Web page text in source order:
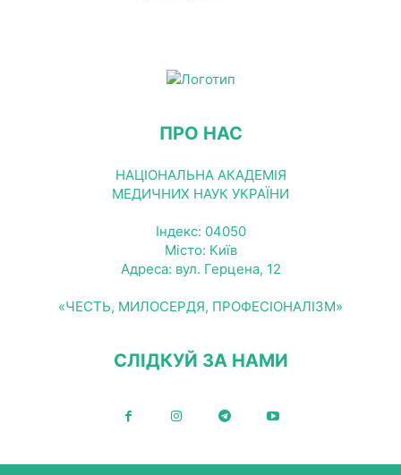
ПРО НАС
НАЦІОНАЛЬНА АКАДЕМІЯ
МЕДИЧНИХ НАУК УКРАЇНИ
Індекс: 04050
Місто: Київ
Адреса: вул. Герцена, 12
«ЧЕСТЬ, МИЛОСЕРДЯ, ПРОФЕСІОНАЛІЗМ»
СЛІДКУЙ ЗА НАМИ